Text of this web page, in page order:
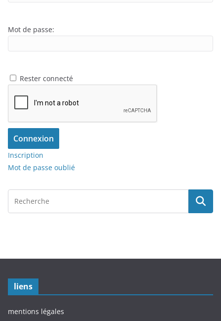
Mot de passe:
Rester connecté
Connexion
Inscription
Mot de passe oublié
liens
mentions légales